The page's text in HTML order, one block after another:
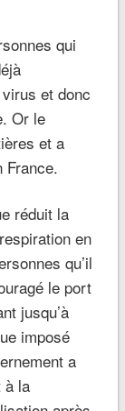
qui
et donc
Or le
et a
France.
réduit la
en
qu’il
le port
jusqu’à
imposé
a
à la